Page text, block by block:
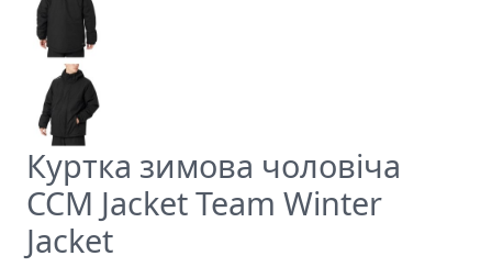
Куртка зимова чоловіча
CCM Jacket Team Winter
Jacket